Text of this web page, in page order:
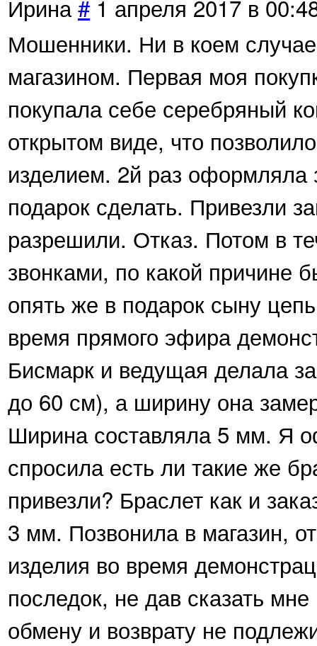
Ирина# 1 апреля 2017 в
Мошенники. Ни в коем
магазином. Первая моя
покупала себе серебряный
открытом виде, что
изделием. 2й раз оформляла
подарок сделать. Привезли
разрешили. Отказ. Потом в
звонками, по какой причине
опять же в подарок сыну
время прямого эфира
Бисмарк и ведущая делала
до 60 см), а ширину она
Ширина составляла 5 мм. Я
спросила есть ли такие же
привезли? Браслет как и
3 мм. Позвонила в магазин,
изделия во время
последок, не дав сказать
обмену и возврату не